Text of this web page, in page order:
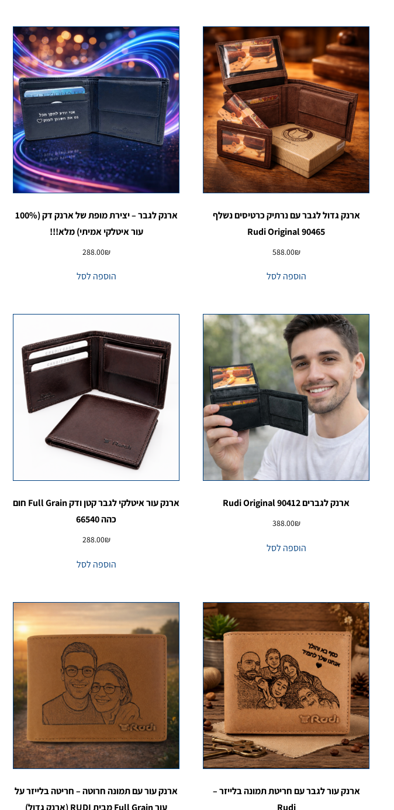
ארנק גדול לגבר עם נרתיק כרטיסים נשלף
90465 Rudi Original
588.00₪
הוספה לסל
ארנק לגבר – יצירת מופת של ארנק דק (100%
עור איטלקי אמיתי) מלא!!!
288.00₪
הוספה לסל
ארנק לגברים 90412 Rudi Original
388.00₪
הוספה לסל
ארנק עור איטלקי לגבר קטן ודק Full Grain חום
כהה 66540
288.00₪
הוספה לסל
ארנק עור לגבר עם חריטת תמונה בלייזר –
Rudi
ארנק עור עם תמונה חרוטה – חריטה בלייזר על
עור Full Grain מבית RUDI (ארנק גדול)